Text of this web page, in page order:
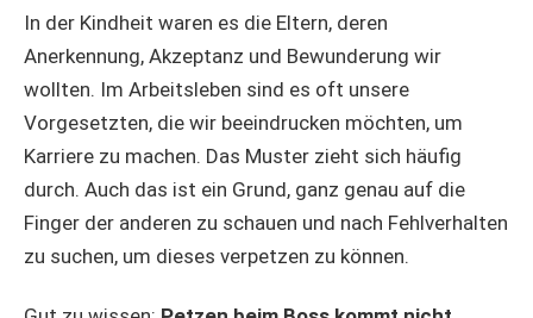
In der Kindheit waren es die Eltern, deren
Anerkennung, Akzeptanz und Bewunderung wir
wollten. Im Arbeitsleben sind es oft unsere
Vorgesetzten, die wir beeindrucken möchten, um
Karriere zu machen. Das Muster zieht sich häufig
durch. Auch das ist ein Grund, ganz genau auf die
Finger der anderen zu schauen und nach Fehlverhalten
zu suchen, um dieses verpetzen zu können.